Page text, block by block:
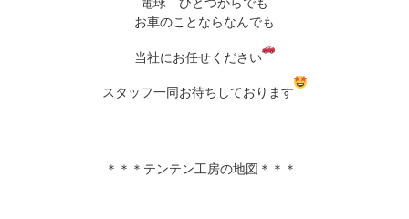
お車のことならなんでも
当社にお任せください
スタッフ一同お待ちしております
＊＊＊テンテン工房の地図＊＊＊